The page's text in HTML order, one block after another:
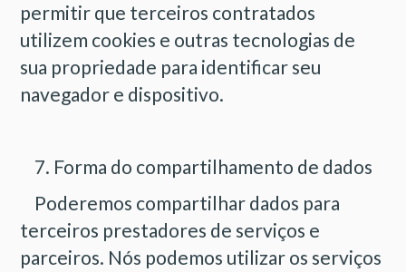
permitir que terceiros contratados
utilizem cookies e outras tecnologias de
sua propriedade para identificar seu
navegador e dispositivo.
7. Forma do compartilhamento de dados
Poderemos compartilhar dados para
terceiros prestadores de serviços e
parceiros. Nós podemos utilizar os serviços